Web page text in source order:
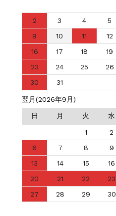
2
3 4 5
9
10 11 12
16
17 18 19
23
24 25 26
30
31
翌月(2026年9月)
日 月 火 水
1 2
6
7 8 9
13
14 15 16
20
21 22 23
27
28 29 30